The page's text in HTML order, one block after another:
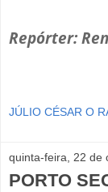
Repórter:
JÚLIO CÉSAR O
quinta-feira, 22 de
PORTO